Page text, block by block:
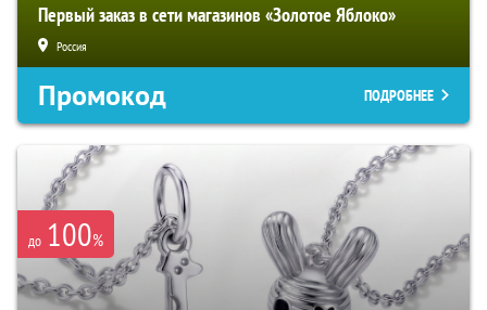
Первый заказ в сети магазинов «Золотое Яблоко»
Россия
Промокод ПОДРОБНЕЕ
до 100%